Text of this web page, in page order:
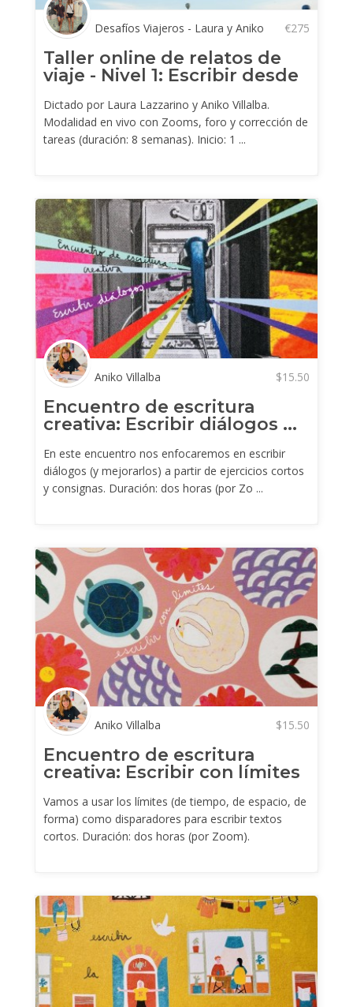
Desafíos Viajeros - Laura y Aniko €275
Taller online de relatos de
viaje - Nivel 1: Escribir desde
Dictado por Laura Lazzarino y Aniko Villalba.
Modalidad en vivo con Zooms, foro y corrección de
tareas (duración: 8 semanas). Inicio: 1 ...
Aniko Villalba $15.50
Encuentro de escritura
creativa: Escribir diálogos ...
En este encuentro nos enfocaremos en escribir
diálogos (y mejorarlos) a partir de ejercicios cortos
y consignas. Duración: dos horas (por Zo ...
Aniko Villalba $15.50
Encuentro de escritura
creativa: Escribir con límites
Vamos a usar los límites (de tiempo, de espacio, de
forma) como disparadores para escribir textos
cortos. Duración: dos horas (por Zoom).